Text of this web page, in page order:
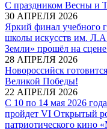
С праздником Весны и
30 АПРЕЛЯ 2026
Яркий финал учебного
школы искусств им.
Земли» прошёл на сцене
28 АПРЕЛЯ 2026
Новороссийск
Великой Победы!
22 АПРЕЛЯ 2026
С 10 по 14 мая 2026
пройдет VI Открытый
патриотического кино